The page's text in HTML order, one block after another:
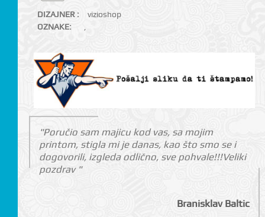
DIZAJNER :
vizioshop
OZNAKE:
,
"Poručio sam majicu kod vas, sa mojim
printom, stigla mi je danas, kao što smo se i
dogovorili, izgleda odlično, sve pohvale!!!Veliki
pozdrav "
Branisklav Baltic